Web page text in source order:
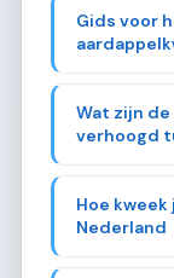
Gids voor
Wat zijn
verhoogd
Hoe
Nederland